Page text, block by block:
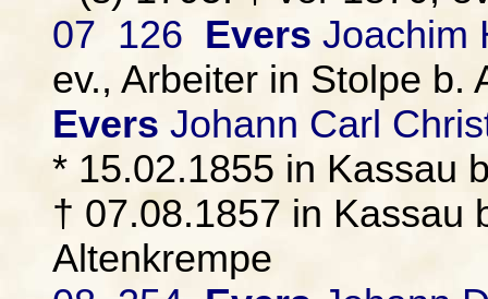
07 126 Evers Joachim
ev., Arbeiter in Stolpe b.
Evers Johann Carl
* 15.02.1855 in Kassau
† 07.08.1857 in Kassau
Altenkrempe